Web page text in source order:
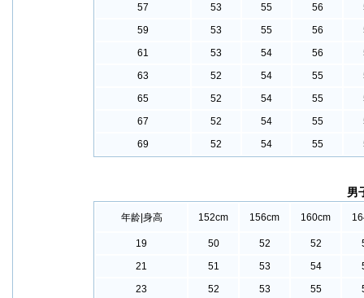
57
53 55 56
59
53 55 56
61
53 54 56
63
52 54 55
65
52 54 55
67
52 54 55
69
52 54 55
男
年龄|身高 152cm 156cm 160cm
19 50 52 52
21
51 53 54
23
52 53 55